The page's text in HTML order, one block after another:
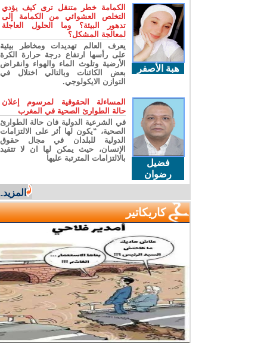
هبة الأصفر
الكمامة خطر متنقل ترى كيف يؤدي
التخلص العشوائي من الكمامة إلى
تدهور البيئة؟ وما الحلول العاجلة
لمعالجة المشكل؟
يعرف العالم تهديدات ومخاطر بيئية
على رأسها ارتفاع درجة حرارة الكرة
الأرضية وتلوث الماء والهواء وانقراض
بعض الكائنات وبالتالي اختلال في
التوازن الايكولوجي.
فضيل
رضوان
المساءلة الحقوقية لمرسوم إعلان
حالة الطوارئ الصحية في المغرب
في الشرعية الدولية فان حالة الطوارئ
الصحية، “يكون لها أثر على الالتزامات
الدولية للبلدان في مجال حقوق
الإنسان، حيث يمكن لها ان لا تتقيد
بالالتزامات المترتبة عليها
المزيد...
كاريكاتير